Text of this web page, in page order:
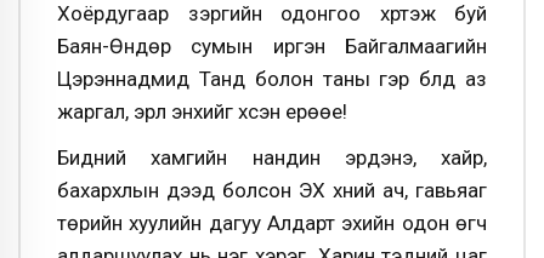
Хоёрдугаар зэргийн одонгоо хүртэж буй
Баян-Өндөр сумын иргэн Байгалмаагийн
Цэрэннадмид Танд болон таны гэр бүлд аз
жаргал, эрүүл энхийг хүсэн ерөөе!
Бидний хамгийн нандин эрдэнэ, хайр,
бахархлын дээд болсон ЭХ хүний ач, гавьяаг
төрийн хуулийн дагуу Алдарт эхийн одон өгч